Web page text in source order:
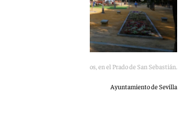
La Ciudad de los Niños, en el Prado de San Sebastián.
Ayuntamiento de Sevilla